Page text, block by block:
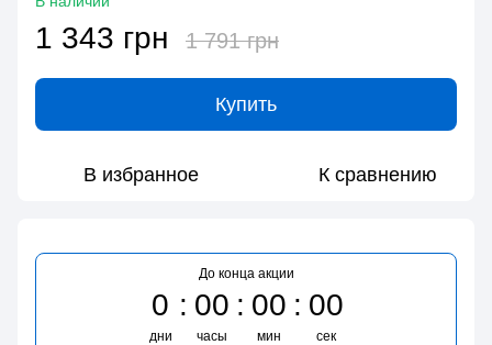
1 343 грн 1 791 грн
Купить
В избранное К сравнению
До конца акции
0
дни
00
часы
00
мин
00
сек